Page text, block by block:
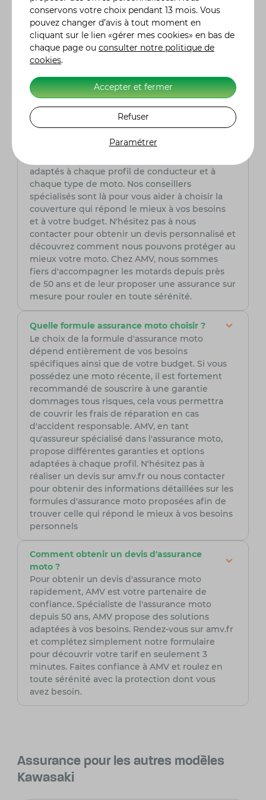
à son expertise du secteur, AMV peut offrir des
services sur mesure et des conseils avisés,
assurant la tranquillité d'esprit des
motocyclistes tout au long de leurs aventures
sur la route.
Quel est le prix d'une assurance moto ?
Le coût d'une assurance moto chez AMV
intègre plusieurs facteurs tels que le modèle de
la moto, l'expérience du conducteur (permis,
habituel et le niveau de garanties désiré. Chez
adaptés à chaque profil de conducteur et à
chaque type de moto. Nos conseillers
spécialisés sont là pour vous aider à choisir la
couverture qui répond le mieux à vos besoins
et à votre budget. N'hésitez pas à nous
contacter pour obtenir un devis personnalisé et
découvrez comment nous pouvons protéger au
mieux votre moto. Chez AMV, nous sommes
fiers d'accompagner les motards depuis près
de 50 ans et de leur proposer une assurance sur
mesure pour rouler en toute sérénité.
Quelle formule assurance moto choisir ?
Le choix de la formule d'assurance moto
dépend entièrement de vos besoins
spécifiques ainsi que de votre budget. Si vous
possédez une moto récente, il est fortement
recommandé de souscrire à une garantie
dommages tous risques, cela vous permettra
de couvrir les frais de réparation en cas
d'accident responsable. AMV, en tant
qu'assureur spécialisé dans l'assurance moto,
propose différentes garanties et options
adaptées à chaque profil. N'hésitez pas à
réaliser un devis sur amv.fr ou nous contacter
pour obtenir des informations détaillées sur les
formules d'assurance moto proposées afin de
trouver celle qui répond le mieux à vos besoins
personnels
Comment obtenir un devis d'assurance
moto ?
Pour obtenir un devis d'assurance moto
rapidement, AMV est votre partenaire de
confiance. Spécialiste de l'assurance moto
depuis 50 ans, AMV propose des solutions
adaptées à vos besoins. Rendez-vous sur amv.fr
et complétez simplement notre formulaire
pour découvrir votre tarif en seulement 3
minutes. Faites confiance à AMV et roulez en
toute sérénité avec la protection dont vous
avez besoin.
Assurance pour les autres modèles
Kawasaki
conservons votre choix pendant 13 mois. Vous
pouvez changer d’avis à tout moment en
cliquant sur le lien «gérer mes cookies» en bas de
chaque page ou consulter notre politique de
cookies.
Accepter et fermer
Refuser
Paramétrer